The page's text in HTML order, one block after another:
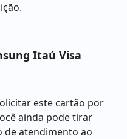
Itaú Visa
este cartão por
ainda pode tirar
de atendimento ao